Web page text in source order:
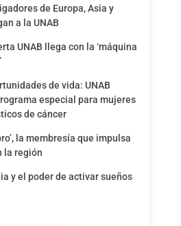
de Europa, Asia y
a la UNAB
UNAB llega con la ‘máquina
de vida: UNAB
especial para mujeres
de cáncer
la membresía que impulsa
la región
y el poder de activar sueños